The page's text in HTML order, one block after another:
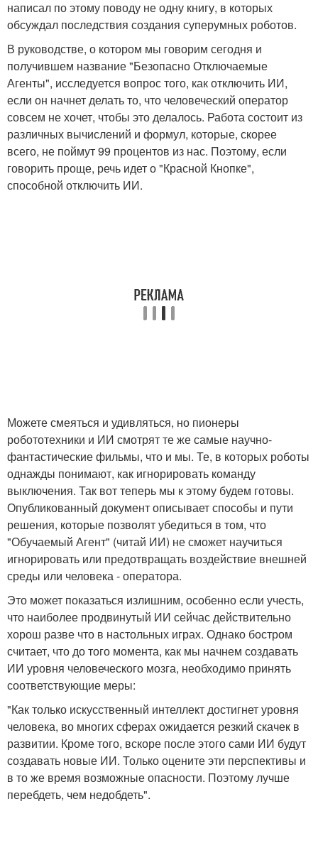
написал по этому поводу не одну книгу, в которых
обсуждал последствия создания суперумных роботов.
В руководстве, о котором мы говорим сегодня и
получившем название "Безопасно Отключаемые
Агенты", исследуется вопрос того, как отключить ИИ,
если он начнет делать то, что человеческий оператор
совсем не хочет, чтобы это делалось. Работа состоит из
различных вычислений и формул, которые, скорее
всего, не поймут 99 процентов из нас. Поэтому, если
говорить проще, речь идет о "Красной Кнопке",
способной отключить ИИ.
Можете смеяться и удивляться, но пионеры
робототехники и ИИ смотрят те же самые научно-
фантастические фильмы, что и мы. Те, в которых роботы
однажды понимают, как игнорировать команду
выключения. Так вот теперь мы к этому будем готовы.
Опубликованный документ описывает способы и пути
решения, которые позволят убедиться в том, что
"Обучаемый Агент" (читай ИИ) не сможет научиться
игнорировать или предотвращать воздействие внешней
среды или человека - оператора.
Это может показаться излишним, особенно если учесть,
что наиболее продвинутый ИИ сейчас действительно
хорош разве что в настольных играх. Однако бостром
считает, что до того момента, как мы начнем создавать
ИИ уровня человеческого мозга, необходимо принять
соответствующие меры:
"Как только искусственный интеллект достигнет уровня
человека, во многих сферах ожидается резкий скачек в
развитии. Кроме того, вскоре после этого сами ИИ будут
создавать новые ИИ. Только оцените эти перспективы и
в то же время возможные опасности. Поэтому лучше
перебдеть, чем недобдеть".